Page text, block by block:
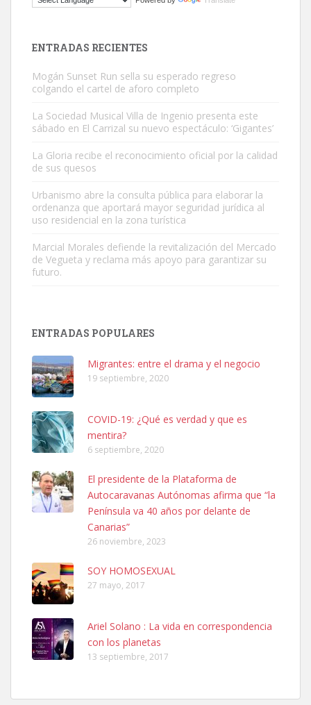
Busco adopción responsable para mi perra. Pastor alemán,
PERRO MACHO RAZA SHIBA CON MICROCHIP PERDIDO HOY
Leales.org » Gran Canaria | 6.7.2025
Leales.org » Gran Canaria
Adopcion
Busco casa de acogida para mi perrita ya que por temas de trabajo
no la puedo tener. Solo gente r...
Leales.org » Gran Canaria
4.7.2025
Gata joven encontrada
Gata joven encontrada en zona calle San Bernardo de Las Palmas
de Gran Canaria. Es una gata castr...
ENTRADAS RECIENTES
Mogán Sunset Run sella su esperado regreso
colgando el cartel de aforo completo
La Sociedad Musical Villa de Ingenio presenta este
sábado en El Carrizal su nuevo espectáculo: ‘Gigantes’
La Gloria recibe el reconocimiento oficial por la calidad
de sus quesos
Urbanismo abre la consulta pública para elaborar la
ordenanza que aportará mayor seguridad jurídica al
uso residencial en la zona turística
Marcial Morales defiende la revitalización del Mercado
de Vegueta y reclama más apoyo para garantizar su
futuro.
ENTRADAS POPULARES
Migrantes: entre el drama y el negocio
19 septiembre, 2020
COVID-19: ¿Qué es verdad y que es
mentira?
6 septiembre, 2020
El presidente de la Plataforma de
Autocaravanas Autónomas afirma que “la
Península va 40 años por delante de
Canarias”
26 noviembre, 2023
SOY HOMOSEXUAL
27 mayo, 2017
Ariel Solano : La vida en correspondencia
con los planetas
13 septiembre, 2017